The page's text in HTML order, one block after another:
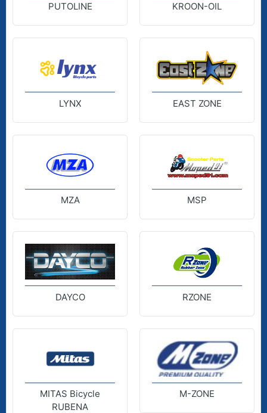
PUTOLINE KROON-OIL
LYNX EAST ZONE
MZA MSP
DAYCO RZONE
MITAS Bicycle
RUBENA
M-ZONE